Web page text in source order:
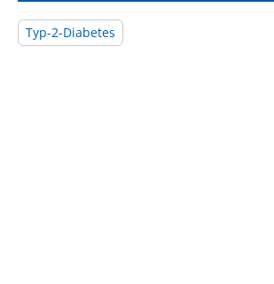
Typ-2-Diabetes